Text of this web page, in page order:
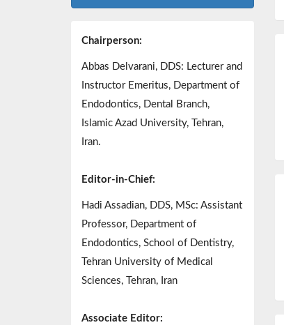
Chairperson:
Abbas Delvarani, DDS: Lecturer and
Instructor Emeritus, Department of
Endodontics, Dental Branch,
Islamic Azad University, Tehran,
Iran.
Editor-in-Chief:
Hadi Assadian, DDS, MSc: Assistant
Professor, Department of
Endodontics, School of Dentistry,
Tehran University of Medical
Sciences, Tehran, Iran
Associate Editor: